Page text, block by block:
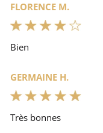
FLORENCE M.
Bien
GERMAINE H.
Très bonnes